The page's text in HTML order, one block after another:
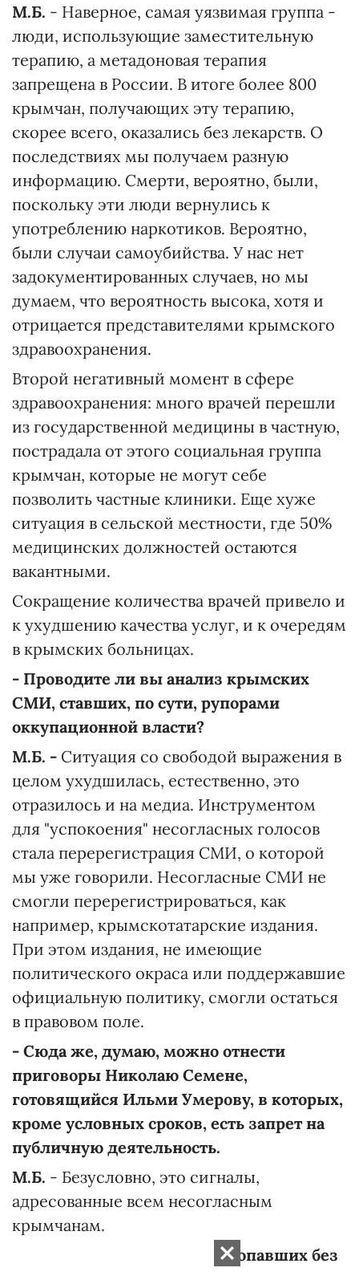
М.Б. - Наверное, самая уязвимая группа -
люди, использующие заместительную
терапию, а метадоновая терапия
запрещена в России. В итоге более 800
крымчан, получающих эту терапию,
скорее всего, оказались без лекарств. О
последствиях мы получаем разную
информацию. Смерти, вероятно, были,
поскольку эти люди вернулись к
употреблению наркотиков. Вероятно,
были случаи самоубийства. У нас нет
задокументированных случаев, но мы
думаем, что вероятность высока, хотя и
отрицается представителями крымского
здравоохранения.
Второй негативный момент в сфере
здравоохранения: много врачей перешли
из государственной медицины в частную,
пострадала от этого социальная группа
крымчан, которые не могут себе
позволить частные клиники. Еще хуже
ситуация в сельской местности, где 50%
медицинских должностей остаются
вакантными.
Сокращение количества врачей привело и
к ухудшению качества услуг, и к очередям
в крымских больницах.
- Проводите ли вы анализ крымских
СМИ, ставших, по сути, рупорами
оккупационной власти?
М.Б. - Ситуация со свободой выражения в
целом ухудшилась, естественно, это
отразилось и на медиа. Инструментом
для "успокоения" несогласных голосов
стала перерегистрация СМИ, о которой
мы уже говорили. Несогласные СМИ не
смогли перерегистрироваться, как
например, крымскотатарские издания.
При этом издания, не имеющие
политического окраса или поддержавшие
официальную политику, смогли остаться
в правовом поле.
- Сюда же, думаю, можно отнести
приговоры Николаю Семене,
готовящийся Ильми Умерову, в которых,
кроме условных сроков, есть запрет на
публичную деятельность.
М.Б. - Безусловно, это сигналы,
адресованные всем несогласным
крымчанам.
- Фиксируете ли вы дела пропавших без